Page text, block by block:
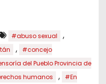
#abuso sexual ,
,
#concejo
del Pueblo Provincia de
humanos ,
#En